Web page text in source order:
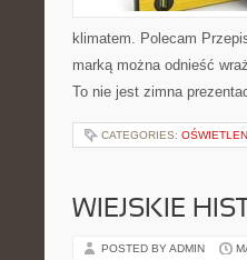
klimatem. Polecam
marką można odnieść
To nie jest zimna
CATEGORIES:
WIEJSKIE
POSTED BY ADMIN